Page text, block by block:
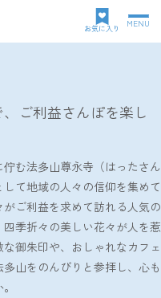
グ
ロ
ナ
ー
シ
ン
お気に入り MENU
ご利益さんぽを楽し
む法多山尊永寺（はったさん
て地域の人々の信仰を集めて
ご利益を求めて訪れる人気の
季折々の美しい花々が人を惹
御朱印や、おしゃれなカフェ
山をのんびりと参拝し、心も